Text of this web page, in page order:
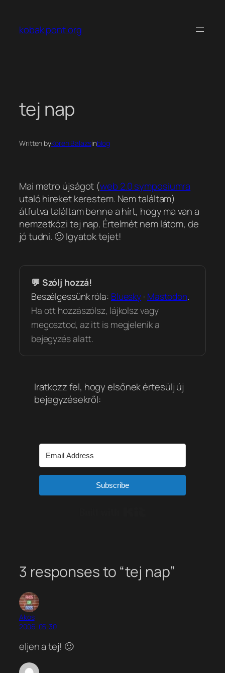
tartalomhoz
kobak pont org
tej nap
Written byKoren Balazsinblog
Mai metro újságot (web 2.0 symposiumra
utaló hireket kerestem. Nem találtam)
átfutva találtam benne a hírt, hogy ma van a
nemzetközi tej nap. Értelmét nem látom, de
jó tudni. 🙂Igyatok tejet!
💬 Szólj hozzá!
Beszélgessünk róla: Bluesky · Mastodon.
Ha ott hozzászólsz, lájkolsz vagy
megosztod, az itt is megjelenik a
bejegyzés alatt.
Iratkozz fel, hogy elsőnek értesülj új
bejegyzésekről:
Subscribe
3 responses to “tej nap”
Akos
2006-05-30
eljen a tej! 🙂